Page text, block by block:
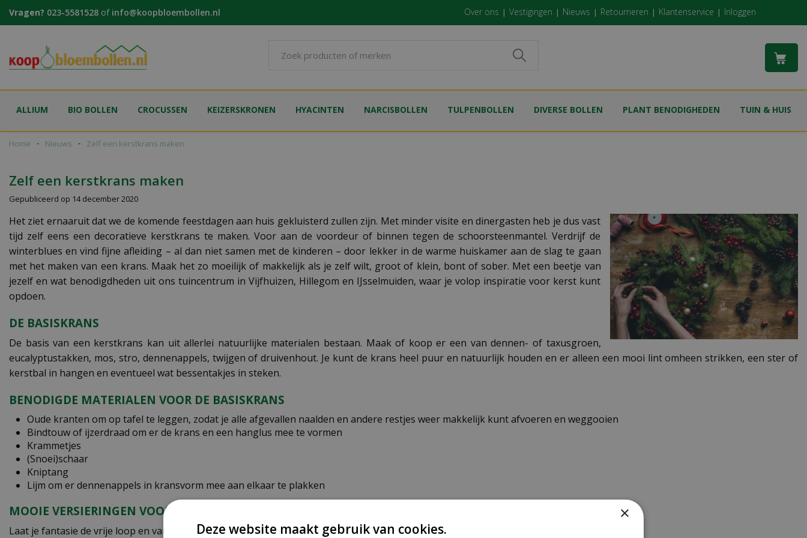
naar
Home Nieuws Zelf een kerstkrans maken
Vragen? 023-5581528 of info@koopbloembollen.nl Over ons Vestigingen Nieuws Retourneren Klantenservice Inloggen
ALLIUM BIO BOLLEN CROCUSSEN KEIZERSKRONEN HYACINTEN NARCISBOLLEN TULPENBOLLEN DIVERSE BOLLEN PLANT BENODIGHEDEN TUIN & HUIS
Zelf een kerstkrans maken
Gepubliceerd op 14 december 2020
Het ziet ernaaruit dat we de komende feestdagen aan huis gekluisterd zullen zijn. Met minder visite en dinergasten heb je dus vast
tijd zelf eens een decoratieve kerstkrans te maken. Voor aan de voordeur of binnen tegen de schoorsteenmantel. Verdrijf de
winterblues en vind fijne afleiding – al dan niet samen met de kinderen – door lekker in de warme huiskamer aan de slag te gaan
met het maken van een krans. Maak het zo moeilijk of makkelijk als je zelf wilt, groot of klein, bont of sober. Met een beetje van
jezelf en wat benodigdheden uit ons tuincentrum in Vijfhuizen, Hillegom en IJsselmuiden, waar je volop inspiratie voor kerst kunt
opdoen.
DE BASISKRANS
De basis van een kerstkrans kan uit allerlei natuurlijke materialen bestaan. Maak of koop er een van dennen- of taxusgroen,
eucalyptustakken, mos, stro, dennenappels, twijgen of druivenhout. Je kunt de krans heel puur en natuurlijk houden en er alleen een mooi lint omheen strikken, een ster of
kerstbal in hangen en eventueel wat bessentakjes in steken.
BENODIGDE MATERIALEN VOOR DE BASISKRANS
Oude kranten om op tafel te leggen, zodat je alle afgevallen naalden en andere restjes weer makkelijk kunt afvoeren en weggooien
Bindtouw of ijzerdraad om er de krans en een hanglus mee te vormen
Krammetjes
(Snoei)schaar
Kniptang
Lijm om er dennenappels in kransvorm mee aan elkaar te plakken
MOOIE VERSIERINGEN VOOR JE KERSTKRANS
Laat je fantasie de vrije loop en varieer naar hartenlust met de volgende decoraties:
×
Deze website maakt gebruik van cookies.